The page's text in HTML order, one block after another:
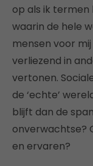
op als ik
waarin de hele
mensen voor
verliezend in
vertonen.
de ‘echte’
blijft dan de
onverwachtse?
en ervaren?